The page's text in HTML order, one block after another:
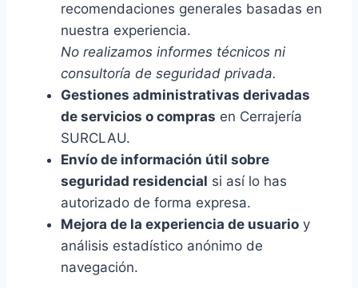
recomendaciones generales basadas en
nuestra experiencia.
No realizamos informes técnicos ni
consultoría de seguridad privada.
Gestiones administrativas derivadas
de servicios o compras en Cerrajería
SURCLAU.
Envío de información útil sobre
seguridad residencial si así lo has
autorizado de forma expresa.
Mejora de la experiencia de usuario y
análisis estadístico anónimo de
navegación.